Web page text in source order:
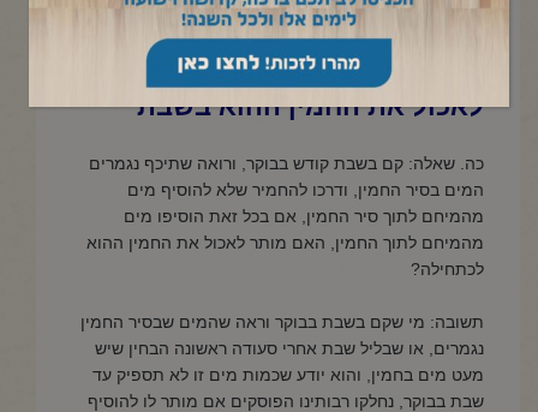
גם המחמיר שלא להוסיף מים
רותחים לחמין, אם הוסיפו מותר
לאכול את החמין ההוא בשבת
כה. שאלה: קם בשבת קודש בבוקר, ורואה שתיכף נגמרים
המים בסיר החמין, ודרכו להחמיר שלא להוסיף מים
מהמיחם לתוך סיר החמין, אם בכל זאת הוסיפו מים
מהמיחם לתוך החמין, האם מותר לאכול את החמין ההוא
לכתחילה?
תשובה: מי שקם בשבת בבוקר וראה שהמים שבסיר החמין
נגמרים, או שבליל שבת אחרי סעודה ראשונה הבחין שיש
מעט מים בחמין, והוא יודע שכמות מים זו לא תספיק עד
שבת בבוקר, נחלקו רבותינו הפוסקים אם מותר לו להוסיף